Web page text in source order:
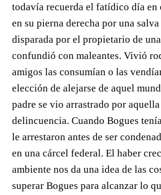
todavía recuerda el fatídico día en
en su pierna derecha por una
disparada por el propietario de
confundió con maleantes. Vivió
amigos las consumían o las
elección de alejarse de aquel
padre se vio arrastrado por
delincuencia. Cuando Bogues
le arrestaron antes de ser
en una cárcel federal. El haber
ambiente nos da una idea de las
superar Bogues para alcanzar lo